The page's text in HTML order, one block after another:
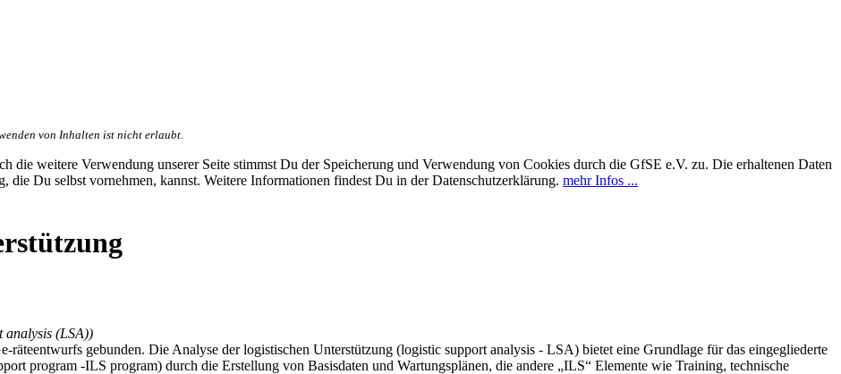
von Inhalten ist nicht erlaubt.
weitere Verwendung unserer Seite stimmst Du der Speicherung und Verwendung von Cookies durch die GfSE e.V. zu. Die erhaltenen Daten
Du selbst vornehmen, kannst. Weitere Informationen findest Du in der Datenschutzerklärung. mehr Infos ...
analysis (LSA))
räteentwurfs gebunden. Die Analyse der logistischen Unterstützung (logistic support analysis - LSA) bietet eine Grundlage für das eingegliederte
program -ILS program) durch die Erstellung von Basisdaten und Wartungsplänen, die andere „ILS“ Elemente wie Training, technische